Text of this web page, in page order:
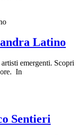
Latino
emergenti. Scopri
In
Sentieri